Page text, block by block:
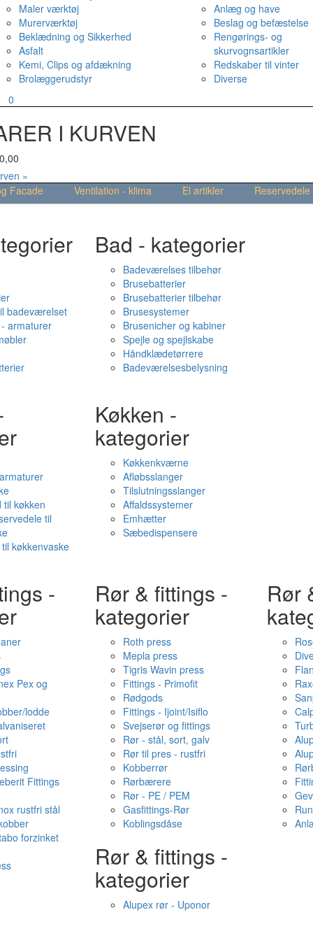
Maler værktøj
Murerværktøj
Beklædning og Sikkerhed
Asfalt
Kemi, Clips og afdækning
Brolæggerudstyr
Anlæg og have
Beslag og befæstelse
Rengørings- og
skurvognsartikler
Redskaber til vinter
Diverse
0
I KURVEN
0,00
»
Facade Ventilation - klima El artikler
Reservedele
badeværelset
armaturer
Bad - kategorier
Badeværelses tilbehør
Brusebatterier
Brusebatterier tilbehør
Brusesystemer
Brusenicher og kabiner
Spejle og spejlskabe
Håndklædetørrere
Badeværelsesbelysning
til køkken
til
køkkenvaske
Køkken -
kategorier
Køkkenkværne
Afløbsslanger
Tilslutningsslanger
Affaldssystemer
Emhætter
Sæbedispensere
-
Pex og
lodde
Fittings
rustfri stål
forzinket
Rør & fittings -
kategorier
Roth press
Mepla press
Tigris Wavin press
Fittings - Primofit
Rødgods
Fittings - Ijoint/Isiflo
Svejserør og fittings
Rør - stål, sort, galv
Rør til pres - rustfri
Kobberrør
Rørbærere
Rør - PE / PEM
Gasfittings-Rør
Koblingsdåse
Rør
Rør & fittings -
kategorier
Alupex rør - Uponor